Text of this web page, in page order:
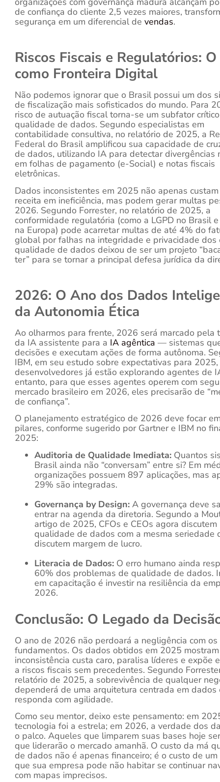
de confiança do cliente 2,5 vezes maiores,
segurança em um diferencial de vendas.
Riscos Fiscais e Regulatórios:
como Fronteira Digital
Não podemos ignorar que o Brasil possui um dos
de fiscalização mais sofisticados do mundo. Para
risco de autuação fiscal torna-se um subfator
qualidade de dados. Segundo especialistas em
contabilidade consultiva, no relatório de 2025, a
Federal do Brasil amplificou sua capacidade de
de dados, utilizando IA para detectar divergências
em folhas de pagamento (e-Social) e notas fiscais
eletrônicas.
Dados inconsistentes em 2025 não apenas
receita em ineficiência, mas podem gerar multas
2026. Segundo Forrester, no relatório de 2025, a
conformidade regulatória (como a LGPD no Brasil e
na Europa) pode acarretar multas de até 4% do
global por falhas na integridade e privacidade dos
qualidade de dados deixou de ser um projeto
ter” para se tornar a principal defesa jurídica da
2026: O Ano dos Dados
da Autonomia Ética
Ao olharmos para frente, 2026 será marcado pela
da IA assistente para a IA agêntica — sistemas
decisões e executam ações de forma autônoma.
IBM, em seu estudo sobre expectativas para
desenvolvedores já estão explorando agentes de
entanto, para que esses agentes operem com
mercado brasileiro em 2026, eles precisarão de
de confiança”.
O planejamento estratégico de 2026 deve focar
pilares, conforme sugerido por Gartner e IBM no
2025:
Auditoria de Qualidade Imediata: Quantos
Brasil ainda não “conversam” entre si? Em
organizações possuem 897 aplicações, mas
29% são integradas.
Governança by Design: A governança deve
entrar na agenda da diretoria. Segundo a
artigo de 2025, CFOs e CEOs agora discutem
qualidade de dados com a mesma seriedade
discutem margem de lucro.
Literacia de Dados: O erro humano ainda
60% dos problemas de qualidade de dados.
em capacitação é investir na resiliência da
2026.
Conclusão: O Legado da
O ano de 2026 não perdoará a negligência com os
fundamentos. Os dados obtidos em 2025
inconsistência custa caro, paralisa líderes e expõe
a riscos fiscais sem precedentes. Segundo
relatório de 2025, a sobrevivência de qualquer
dependerá de uma arquitetura centrada em dados
responda com agilidade.
Como seu mentor, deixo este pensamento: em
tecnologia foi a estrela; em 2026, a verdade dos
o palco. Aqueles que limparem suas bases hoje
que liderarão o mercado amanhã. O custo da má
de dados não é apenas financeiro; é o custo de
que sua empresa pode não habitar se continuar
com mapas imprecisos.